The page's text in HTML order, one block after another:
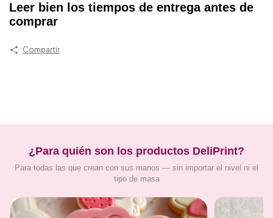
Leer bien los tiempos de entrega antes de
comprar
Compartir
¿Para quién son los productos DeliPrint?
Para todas las que crean con sus manos — sin importar el nivel ni el
tipo de masa